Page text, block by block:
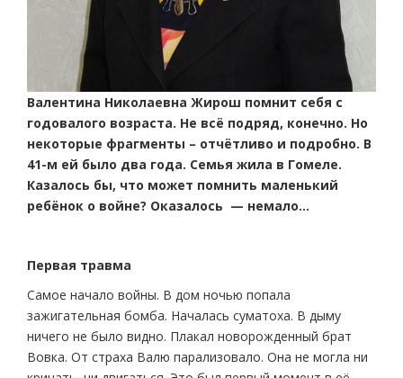
Валентина Николаевна Жирош помнит себя с
годовалого возраста. Не всё подряд, конечно. Но
некоторые фрагменты – отчётливо и подробно. В
41-м ей было два года. Семья жила в Гомеле.
Казалось бы, что может помнить маленький
ребёнок о войне? Оказалось — немало…
Первая травма
Самое начало войны. В дом ночью попала
зажигательная бомба. Началась суматоха. В дыму
ничего не было видно. Плакал новорожденный брат
Вовка. От страха Валю парализовало. Она не могла ни